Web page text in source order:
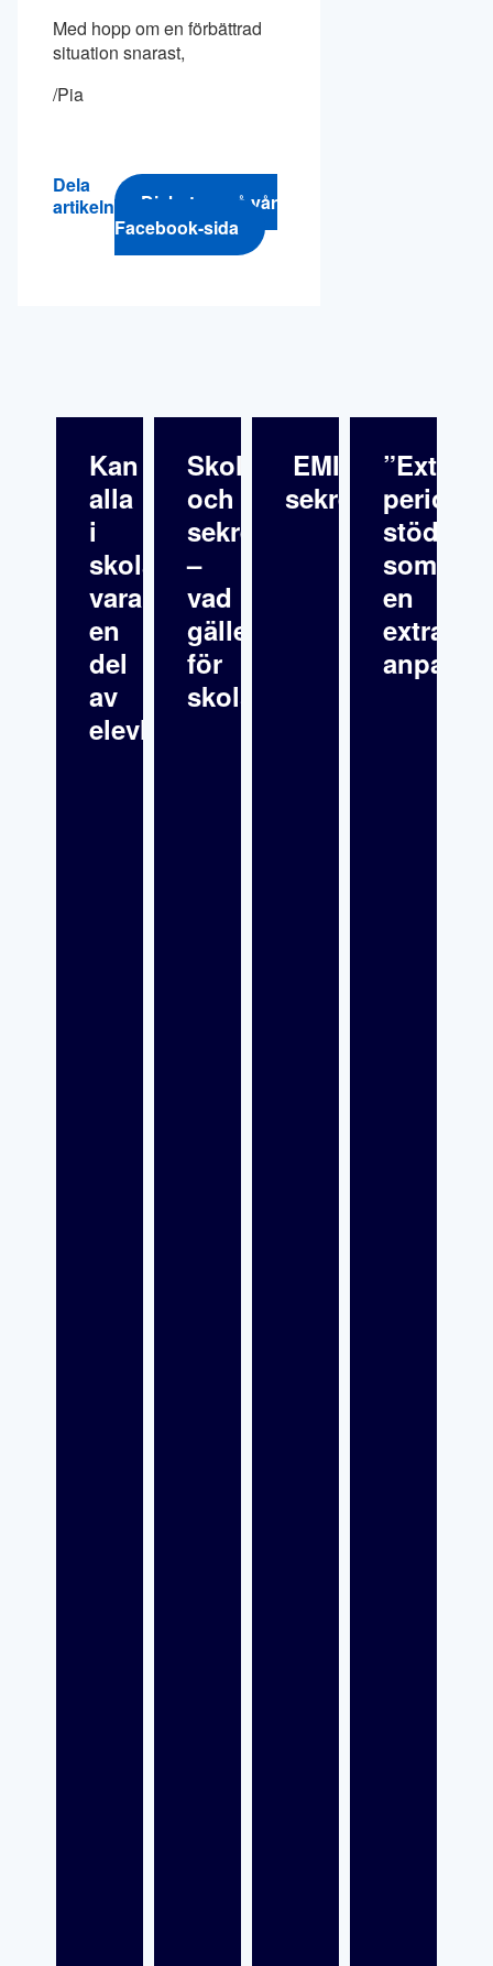
Med hopp om en förbättrad
situation snarast,
/Pia
Dela
artikeln
Diskutera på vår
Facebook-sida
Kan
alla
i
skolan
vara
en
del
av
elevhälsan?
Skolfrånvaro
och
sekretess
–
vad
gäller
för
skolsköterskor?
EMI:s
sekretess
”Extra
stöd”
som
en
extra